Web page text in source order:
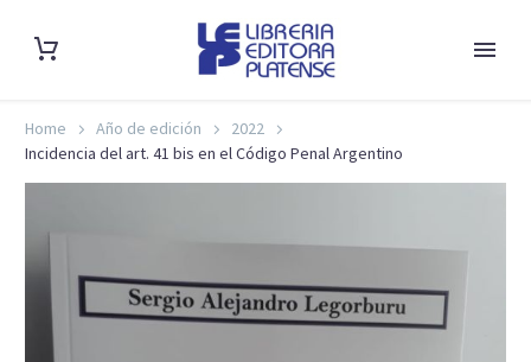
Home Año de edición
2022
Incidencia del art. 41 bis en el Código Penal Argentino